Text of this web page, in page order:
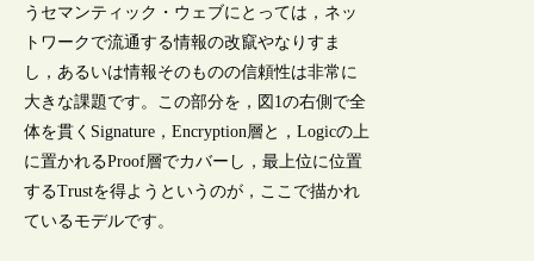
うセマンティック・ウェブにとっては，ネッ
トワークで流通する情報の改竄やなりすま
し，あるいは情報そのものの信頼性は非常に
大きな課題です。この部分を，図1の右側で全
体を貫くSignature，Encryption層と，Logicの上
に置かれるProof層でカバーし，最上位に位置
するTrustを得ようというのが，ここで描かれ
ているモデルです。